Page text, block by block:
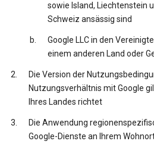
sowie Island, Liechtenstein
Schweiz ansässig sind
Google LLC in den
einem anderen Land oder
Die Version der
Nutzungsverhältnis mit Google
Ihres Landes richtet
Die Anwendung
Google-Dienste an Ihrem